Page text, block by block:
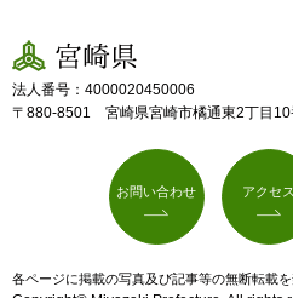
宮崎県
法人番号：4000020450006
〒880-8501 宮崎県宮崎市橘通東2丁目10
お問い合わせ アクセス
各ページに掲載の写真及び記事等の無断転載を